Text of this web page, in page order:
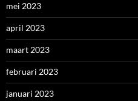
mei 2023
april 2023
maart 2023
februari 2023
januari 2023